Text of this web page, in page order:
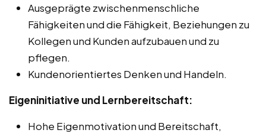
Ausgeprägte zwischenmenschliche
Fähigkeiten und die Fähigkeit, Beziehungen zu
Kollegen und Kunden aufzubauen und zu
pflegen.
Kundenorientiertes Denken und Handeln.
Eigeninitiative und Lernbereitschaft:
Hohe Eigenmotivation und Bereitschaft,